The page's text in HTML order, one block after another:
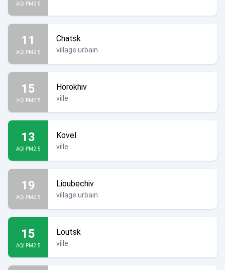
AQI PM2.5
11
AQI PM2.5
Chatsk
village urbain
15
AQI PM2.5
Horokhiv
ville
13
AQI PM2.5
Kovel
ville
19
AQI PM2.5
Lioubechiv
village urbain
15
AQI PM2.5
Loutsk
ville